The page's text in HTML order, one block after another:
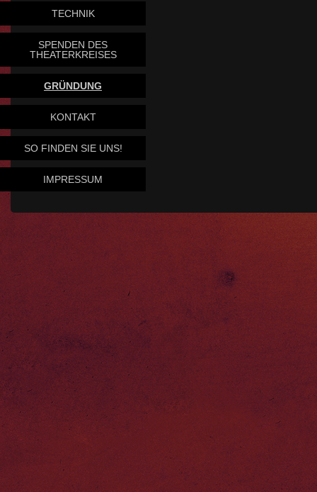
TECHNIK
SPENDEN DES
THEATERKREISES
GRÜNDUNG
KONTAKT
SO FINDEN SIE UNS!
IMPRESSUM